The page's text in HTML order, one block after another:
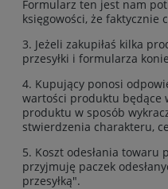
Formularz ten jest nam
księgowości, że faktycznie
3. Jeżeli zakupiłaś kilka
przesyłki i formularza
4. Kupujący ponosi
wartości produktu będące
produktu w sposób
stwierdzenia charakteru,
5. Koszt odesłania towaru
przyjmuję paczek
przesyłką".